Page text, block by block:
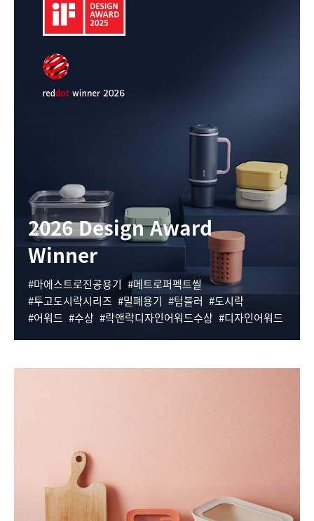
2026 Design Award
Winner
마에스트로진공용기
메트로퍼펙트씰
투고도시락시리즈
밀폐용기 텀블러
도시락
어워드
수상 락앤락디자인어워드수상 디자인어워드